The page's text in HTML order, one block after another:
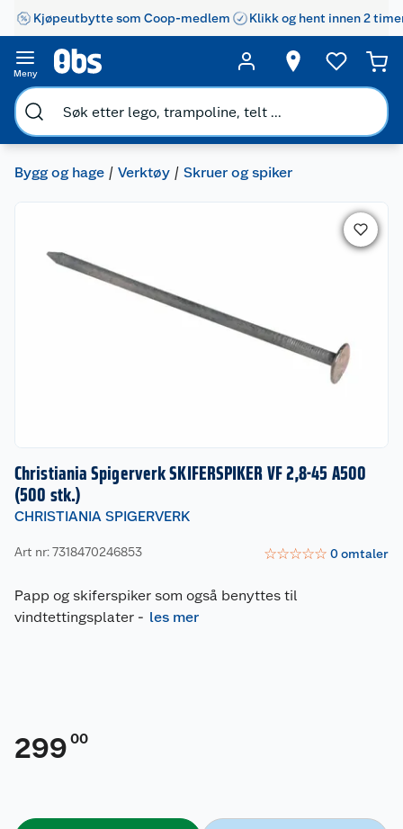
Kjøpeutbytte som Coop-medlem Klikk og hent innen 2
Meny
Bygg og hage Verktøy Skruer og spiker
Christiania Spigerverk SKIFERSPIKER VF 2,8-45 A500
(500 stk.)
CHRISTIANIA SPIGERVERK
Art nr: 7318470246853 ☆☆☆☆☆ 0omtaler
Papp og skiferspiker som også benyttes til
vindtettingsplater - les mer
299 00